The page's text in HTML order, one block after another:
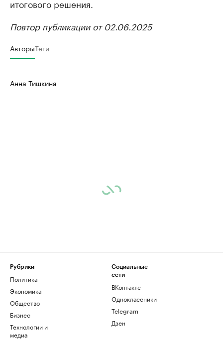
итогового решения.
Повтор публикации от 02.06.2025
АвторыТеги
Анна Тишкина
Рубрики
Политика
Экономика
Общество
Бизнес
Технологии и
медиа
Социальные
сети
ВКонтакте
Одноклассники
Telegram
Дзен